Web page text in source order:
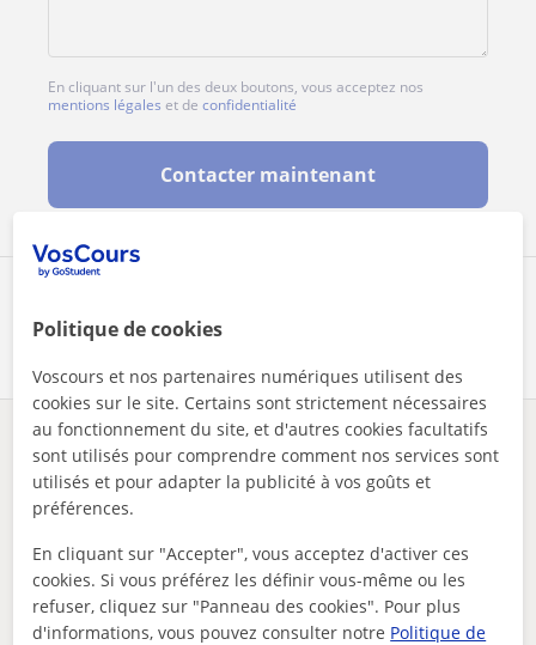
En cliquant sur l'un des deux boutons, vous acceptez nos
mentions légales et de confidentialité
Contacter maintenant
Des problèmes avec ce profil ?Signalez-le
Vos cours particuliers
Autres professeurs d'Espagnol en ligne
susceptibles de vous intéresser
Politique de cookies
Voscours et nos partenaires numériques utilisent des
cookies sur le site. Certains sont strictement nécessaires
au fonctionnement du site, et d'autres cookies facultatifs
sont utilisés pour comprendre comment nos services sont
utilisés et pour adapter la publicité à vos goûts et
préférences.
En cliquant sur "Accepter", vous acceptez d'activer ces
cookies. Si vous préférez les définir vous-même ou les
refuser, cliquez sur "Panneau des cookies". Pour plus
d'informations, vous pouvez consulter notre Politique de